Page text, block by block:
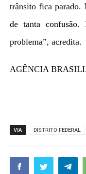
trânsito fica parado.
de tanta confusão.
problema”, acredita.
AGÊNCIA
VIA DISTRITO FEDERAL